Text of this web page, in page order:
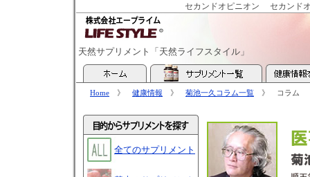
セカンドオピニオン セカンド
天然サプリメント「天然ライフスタイル」
Home 》 健康情報 》 菊池一久コラム一覧 》 コラム
全てのサプリメント